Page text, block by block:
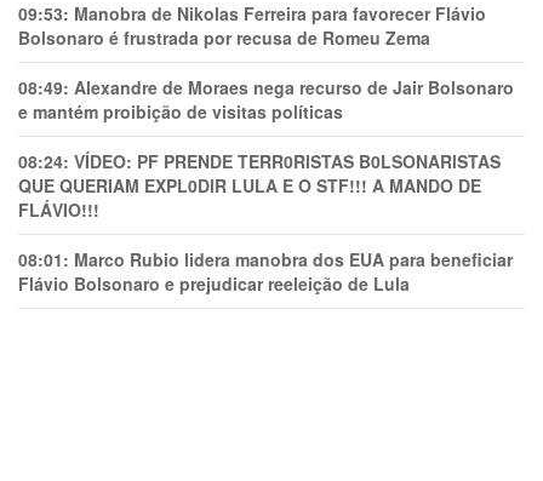
09:53: Manobra de Nikolas Ferreira para favorecer Flávio
Bolsonaro é frustrada por recusa de Romeu Zema
08:49: Alexandre de Moraes nega recurso de Jair Bolsonaro
e mantém proibição de visitas políticas
08:24: VÍDEO: PF PRENDE TERR0RlSTAS B0LSONARlSTAS
QUE QUERIAM EXPL0DlR LULA E O STF!!! A MANDO DE
FLÁVIO!!!
08:01: Marco Rubio lidera manobra dos EUA para beneficiar
Flávio Bolsonaro e prejudicar reeleição de Lula